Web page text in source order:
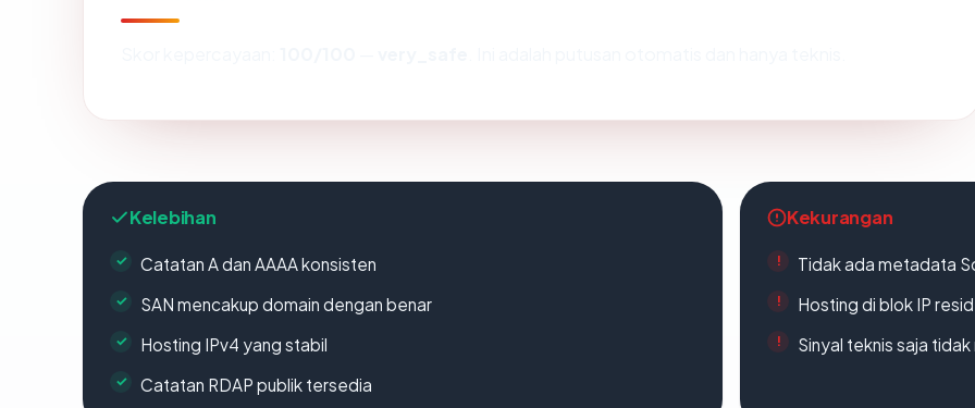
Kelebihan
Catatan A dan AAAA konsisten
SAN mencakup domain dengan benar
Hosting IPv4 yang stabil
Catatan RDAP publik tersedia
Kekurangan
Tidak ada metadata
Hosting di blok IP
Sinyal teknis saja